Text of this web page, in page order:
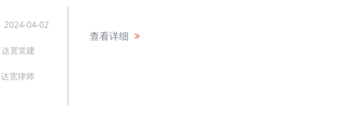
2024-04-02
达宽党建
达宽律师
查看详细